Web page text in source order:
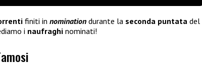
finiti in nomination durante la seconda puntata del
i naufraghi nominati!